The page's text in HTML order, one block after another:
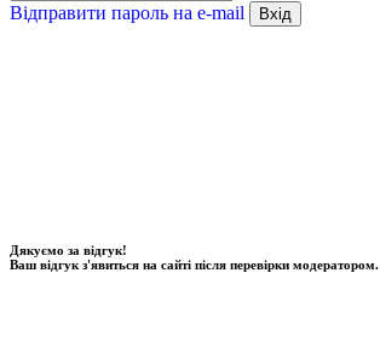
Відправити пароль на e-mail
Вхід
Дякуємо за відгук!
Ваш відгук з'явиться на сайті після перевірки модератором.